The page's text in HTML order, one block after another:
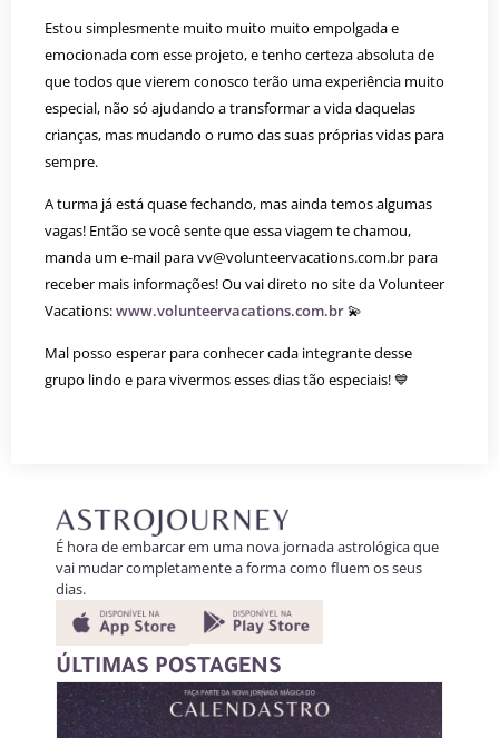
Estou simplesmente muito muito muito empolgada e
emocionada com esse projeto, e tenho certeza absoluta de
que todos que vierem conosco terão uma experiência muito
especial, não só ajudando a transformar a vida daquelas
crianças, mas mudando o rumo das suas próprias vidas para
sempre.
A turma já está quase fechando, mas ainda temos algumas
vagas! Então se você sente que essa viagem te chamou,
manda um e-mail para vv@volunteervacations.com.br para
receber mais informações! Ou vai direto no site da Volunteer
Vacations:www.volunteervacations.com.br💫
Mal posso esperar para conhecer cada integrante desse
grupo lindo e para vivermos esses dias tão especiais! 💙
É hora de embarcar em uma nova jornada astrológica que
vai mudar completamente a forma como fluem os seus
dias.
ÚLTIMAS POSTAGENS